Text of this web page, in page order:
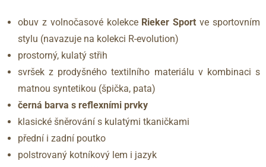
obuv z volnočasové kolekce Rieker Sport ve sportovním
stylu (navazuje na kolekci R-evolution)
prostorný, kulatý střih
svršek z prodyšného textilního materiálu v kombinaci s
matnou syntetikou (špička, pata)
černá barva s reflexními prvky
klasické šněrování s kulatými tkaničkami
přední i zadní poutko
polstrovaný kotníkový lem i jazyk